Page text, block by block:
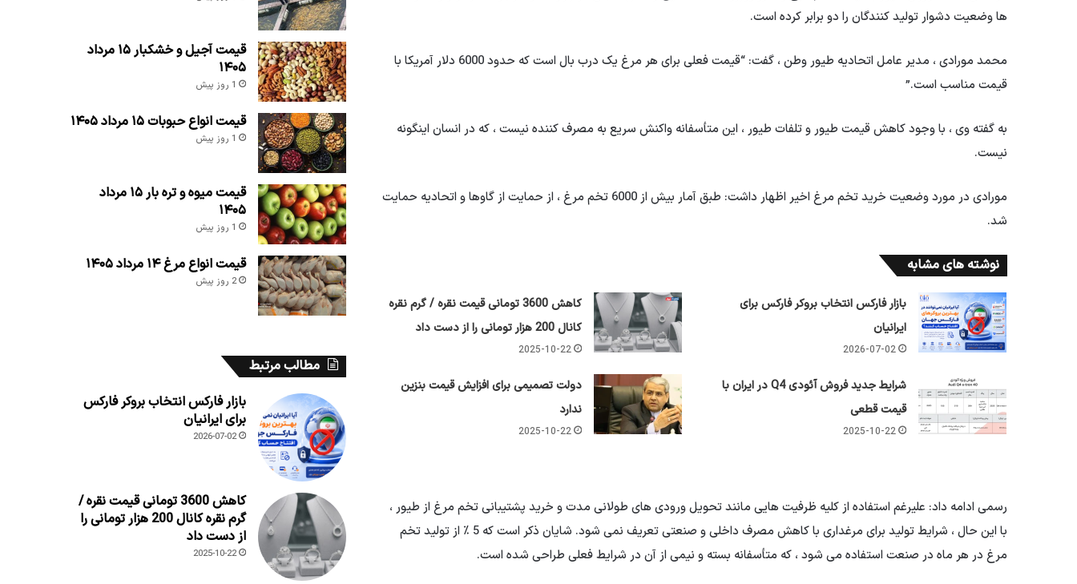
ها وضعیت دشوار تولید کنندگان را دو برابر کرده است.
محمد مورادی ، مدیر عامل اتحادیه طیور وطن ، گفت: “قیمت فعلی برای هر مرغ یک درب بال است که حدود 6000 دلار آمریکا با
قیمت مناسب است.”
به گفته وی ، با وجود کاهش قیمت طیور و تلفات طیور ، این متأسفانه واکنش سریع به مصرف کننده نیست ، که در انسان اینگونه
نیست.
مورادی در مورد وضعیت خرید تخم مرغ اخیر اظهار داشت: طبق آمار بیش از 6000 تخم مرغ ، از حمایت از گاوها و اتحادیه حمایت
شد.
نوشته های مشابه
بازار فارکس انتخاب بروکر فارکس برای
ایرانیان
2026-07-02
کاهش 3600 تومانی قیمت نقره / گرم نقره
کانال 200 هزار تومانی را از دست داد
2025-10-22
شرایط جدید فروش آئودی Q4 در ایران با
قیمت قطعی
2025-10-22
دولت تصمیمی برای افزایش قیمت بنزین
ندارد
2025-10-22
رسمی ادامه داد: علیرغم استفاده از کلیه ظرفیت هایی مانند تحویل ورودی های طولانی مدت و خرید پشتیبانی تخم مرغ از طیور ،
با این حال ، شرایط تولید برای مرغداری با کاهش مصرف داخلی و صنعتی تعریف نمی شود. شایان ذکر است که 5 ٪ از تولید تخم
مرغ در هر ماه در صنعت استفاده می شود ، که متأسفانه بسته و نیمی از آن در شرایط فعلی طراحی شده است.
قیمت آجیل و خشکبار ۱۵ مرداد
۱۴۰۵
1 روز پیش
قیمت انواع حبوبات ۱۵ مرداد ۱۴۰۵
1 روز پیش
قیمت میوه و تره بار ۱۵ مرداد
۱۴۰۵
1 روز پیش
قیمت انواع مرغ ۱۴ مرداد ۱۴۰۵
2 روز پیش
مطالب مرتبط
بازار فارکس انتخاب بروکر فارکس
برای ایرانیان
2026-07-02
کاهش 3600 تومانی قیمت نقره /
گرم نقره کانال 200 هزار تومانی را
از دست داد
2025-10-22